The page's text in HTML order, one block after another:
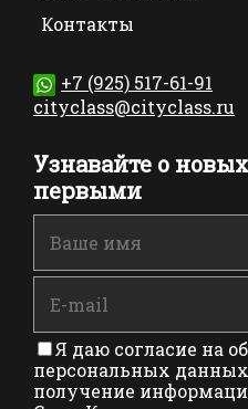
Контакты
+7 (925) 517-61-91
cityclass@cityclass.ru
Узнавайте о
первыми
Я даю согласие на
персональных данных
получение